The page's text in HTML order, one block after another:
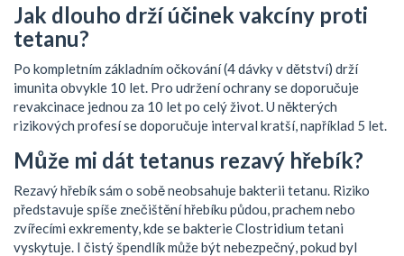
Jak dlouho drží účinek vakcíny proti
tetanu?
Po kompletním základním očkování (4 dávky v dětství) drží
imunita obvykle 10 let. Pro udržení ochrany se doporučuje
revakcinace jednou za 10 let po celý život. U některých
rizikových profesí se doporučuje interval kratší, například 5 let.
Může mi dát tetanus rezavý hřebík?
Rezavý hřebík sám o sobě neobsahuje bakterii tetanu. Riziko
představuje spíše znečištění hřebíku půdou, prachem nebo
zvířecími exkrementy, kde se bakterie Clostridium tetani
vyskytuje. I čistý špendlík může být nebezpečný, pokud byl